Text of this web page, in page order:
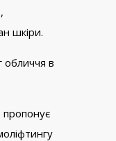
шкіри.
обличчя в
пропонує